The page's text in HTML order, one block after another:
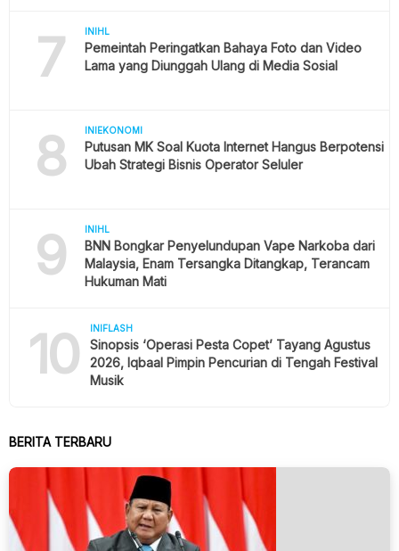
7 INIHL
Pemeintah Peringatkan Bahaya Foto dan Video
Lama yang Diunggah Ulang di Media Sosial
8 INIEKONOMI
Putusan MK Soal Kuota Internet Hangus Berpotensi
Ubah Strategi Bisnis Operator Seluler
9 INIHL
BNN Bongkar Penyelundupan Vape Narkoba dari
Malaysia, Enam Tersangka Ditangkap, Terancam
Hukuman Mati
10 INIFLASH
Sinopsis ‘Operasi Pesta Copet’ Tayang Agustus
2026, Iqbaal Pimpin Pencurian di Tengah Festival
Musik
BERITA TERBARU